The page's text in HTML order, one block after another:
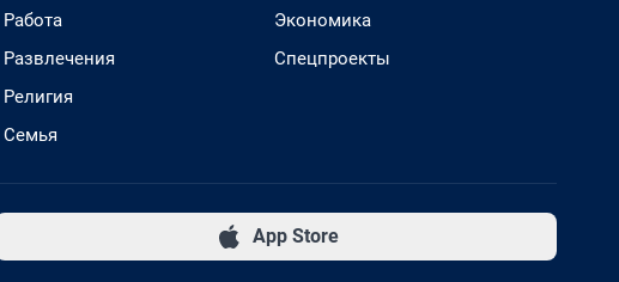
Работа
Развлечения
Религия
Семья
Экономика
Спецпроекты
App Store